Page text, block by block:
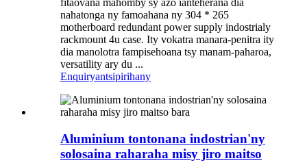
nahatonga ny famoahana ny 304 * 265
motherboard redundant power supply indostrialy
rackmount 4u case. Ity vokatra manara-penitra ity
dia manolotra fampisehoana tsy manam-paharoa,
versatility ary du ...
Enquiryantsipirihany
Aluminium tontonana indostrian'ny
solosaina raharaha misy jiro maitso